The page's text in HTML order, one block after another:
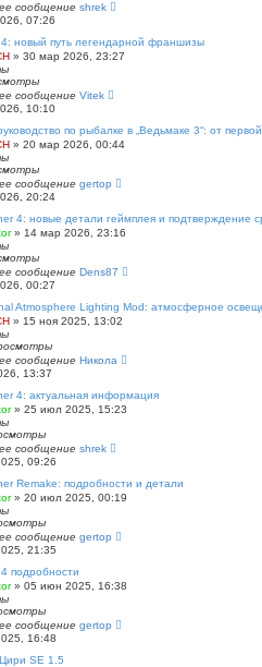
сообщение shrek
07:26
новый путь легендарной франшизы
» 30 мар 2026, 23:27
сообщение Vitek
10:10
по рыбалке в „Ведьмаке 3“: от
» 20 мар 2026, 00:44
сообщение gertop
20:24
4: новые детали геймплея и подтверждение
» 14 мар 2026, 23:16
сообщение Dens87
00:27
Atmosphere Lighting Mod: атмосферное
» 15 ноя 2025, 13:02
сообщение Никола
13:37
4: актуальная информация
» 25 июл 2025, 15:23
сообщение shrek
09:26
Remake: подробности и детали
» 20 июл 2025, 00:19
сообщение gertop
21:35
подробности
» 05 июн 2025, 16:38
сообщение gertop
16:48
SE 1.5